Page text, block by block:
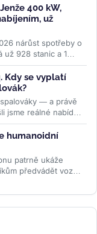
400 kW,
už
nárůst spotřeby o
už 928 stanic a 1
Kdy se vyplatí
— a právě
jsme reálné nabídky
humanoidní
patrně ukáže
předvádět vozy,